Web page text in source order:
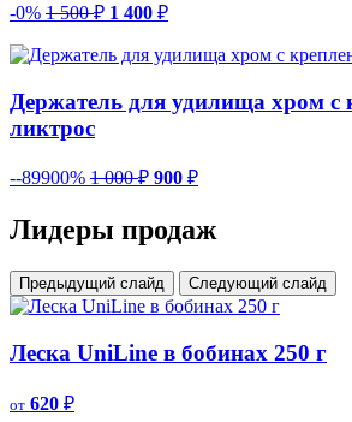
-0% 1 500₽ 1 400 ₽
Держатель для удилища хром с
ликтрос
--89900% 1 000₽ 900 ₽
Лидеры продаж
Предыдущий слайд Следующий слайд
Леска UniLine в бобинах 250 г
от 620 ₽